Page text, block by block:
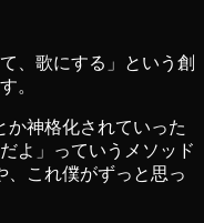
、歌にする」という創
。
か神格化されていった
よ」っていうメソッド
、これ僕がずっと思っ